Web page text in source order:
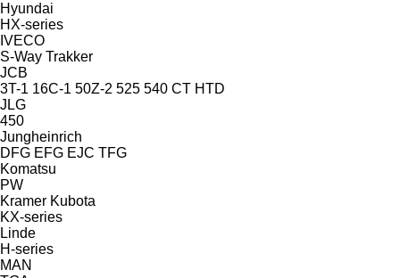
Hyundai
HX-series
IVECO
S-Way Trakker
JCB
3T-1 16C-1 50Z-2 525 540 CT HTD
JLG
450
Jungheinrich
DFG EFG EJC TFG
Komatsu
PW
Kramer Kubota
KX-series
Linde
H-series
MAN